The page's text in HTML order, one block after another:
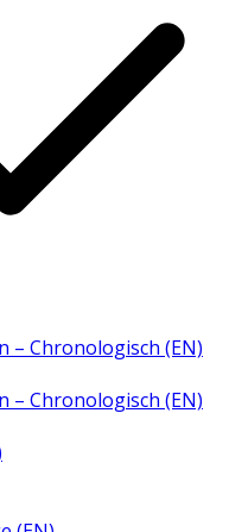
– Chronologisch (EN)
– Chronologisch (EN)